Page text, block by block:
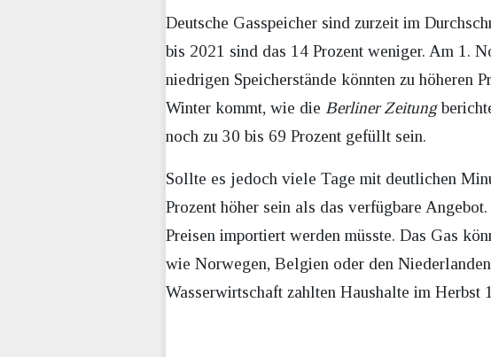
Deutsche Gasspeicher sind zurzeit im
bis 2021 sind das 14 Prozent weniger. Am 1.
niedrigen Speicherstände könnten zu höheren
Winter kommt, wie die Berliner Zeitung
noch zu 30 bis 69 Prozent gefüllt sein.
Sollte es jedoch viele Tage mit deutlichen
Prozent höher sein als das verfügbare
Preisen importiert werden müsste. Das Gas
wie Norwegen, Belgien oder den
Wasserwirtschaft zahlten Haushalte im Herbst